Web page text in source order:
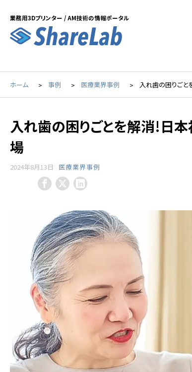
業務用3Dプリンター / AM技術の情報ポータル
ホーム 事例 医療業界事例 入れ歯の困りごと
入れ歯の困りごとを解消!日本
場
2024年8月13日 医療業界事例